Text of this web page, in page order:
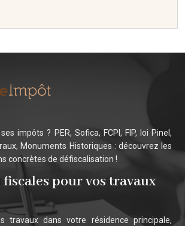
impôts ? PER, Sofica, FCPI, FIP, loi Pinel,
Monuments Historiques : découvrez les
concrètes de défiscalisation !
pour vos travaux
travaux dans votre résidence principale,